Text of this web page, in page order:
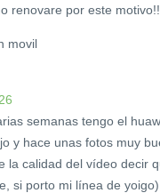
renovare por este
movil
semanas tengo el
y hace unas fotos muy
la calidad del vídeo decir
si porto mi línea de